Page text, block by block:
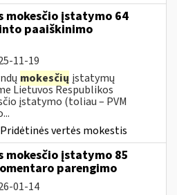
mokesčio įstatymo 64
paaiškinimo
11-19
mokesčių įstatymų
Lietuvos Respublikos
įstatymo (toliau – PVM
Pridėtinės vertės mokestis
mokesčio įstatymo 85
parengimo
01-14